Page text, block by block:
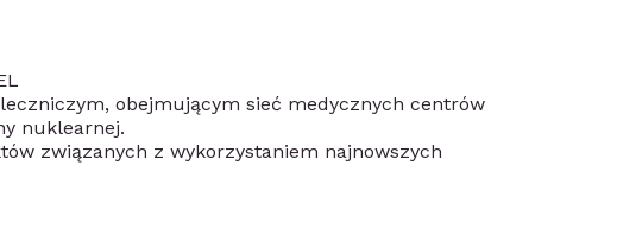
obejmującym sieć medycznych centrów
nuklearnej.
związanych z wykorzystaniem najnowszych